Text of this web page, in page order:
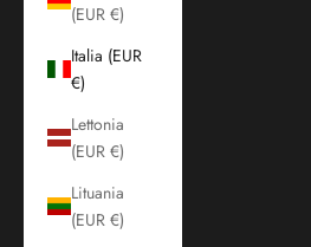
(EUR €)
Italia (EUR
€)
Lettonia
(EUR €)
Lituania
(EUR €)